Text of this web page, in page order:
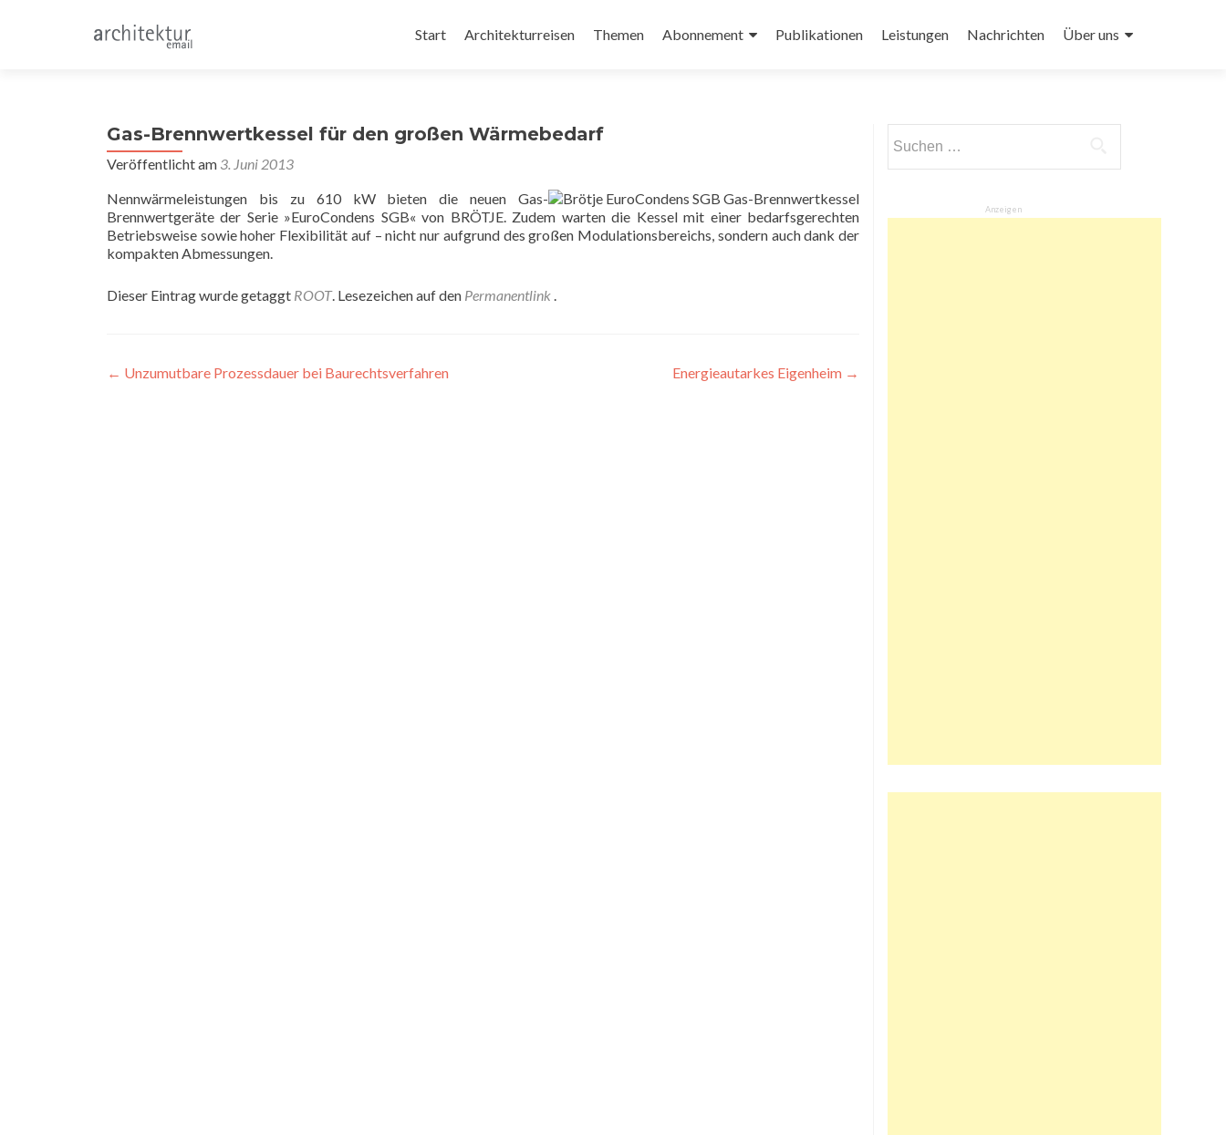
Inhalt
Start Architekturreisen Themen Abonnement Publikationen Leistungen Nachrichten Über uns
Gas-Brennwertkessel für den großen Wärmebedarf
Veröffentlicht am 3. Juni 2013
Nennwärmeleistungen bis zu 610 kW bieten die neuen Gas-
Brennwertgeräte der Serie »EuroCondens SGB« von BRÖTJE. Zudem warten die Kessel mit einer bedarfsgerechten
Betriebsweise sowie hoher Flexibilität auf – nicht nur aufgrund des großen Modulationsbereichs, sondern auch dank der
kompakten Abmessungen.
Dieser Eintrag wurde getaggt ROOT. Lesezeichen auf den Permanentlink .
Beitragsnavigation
← Unzumutbare Prozessdauer bei Baurechtsverfahren Energieautarkes Eigenheim →
nach:
Anzeigen